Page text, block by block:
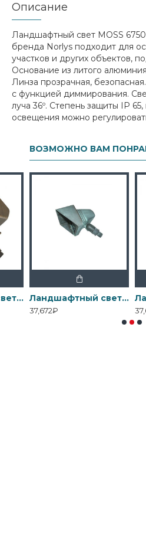
Описание
Ландшафтный свет MOSS
бренда Norlys подходит для
участков и других объектов,
Основание из литого
Линза прозрачная,
с функцией диммирования.
луча 36º. Степень защиты IP
освещения можно
ВОЗМОЖНО ВАМ
Ландшафтный свет Elstead Exterior, Арт. GZ-BRONZE10 Ландшафтный свет Elstead Exterior, Арт. GZ-BRONZE13
37,672₽